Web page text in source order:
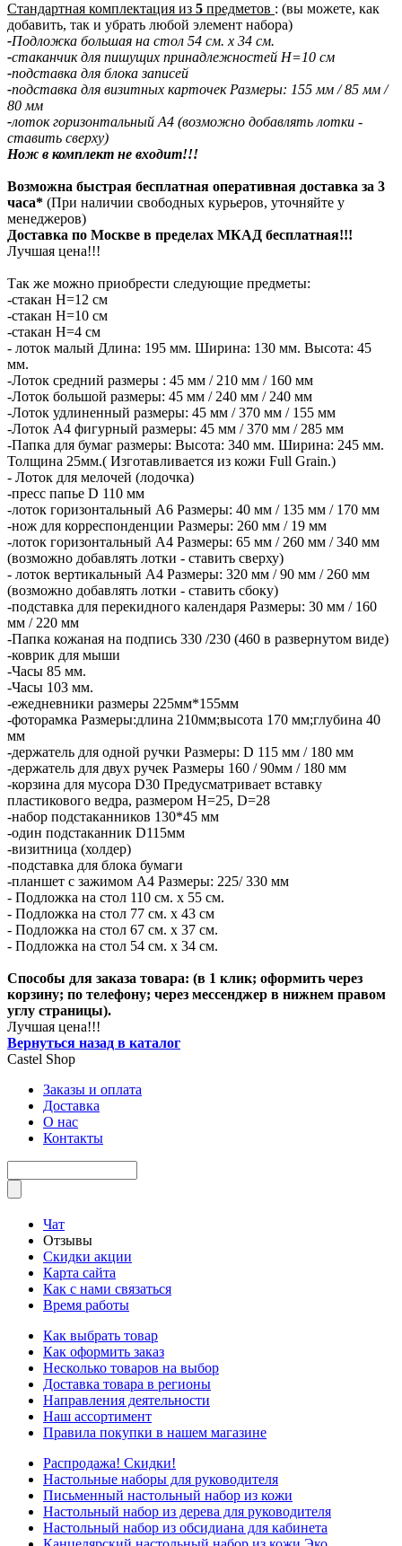
Стандартная комплектация из 5 предметов : (вы можете, как
добавить, так и убрать любой элемент набора)
-Подложка большая на стол 54 см. х 34 см.
-стаканчик для пишущих принадлежностей H=10 см
-подставка для блока записей
-подставка для визитных карточек Размеры: 155 мм / 85 мм /
80 мм
-лоток горизонтальный А4 (возможно добавлять лотки -
ставить сверху)
Нож в комплект не входит!!!
Возможна быстрая бесплатная оперативная доставка за 3
часа* (При наличии свободных курьеров, уточняйте у
менеджеров)
Доставка по Москве в пределах МКАД бесплатная!!!
Лучшая цена!!!
Так же можно приобрести следующие предметы:
-стакан Н=12 см
-стакан Н=10 см
-стакан Н=4 см
- лоток малый Длина: 195 мм. Ширина: 130 мм. Высота: 45
мм.
-Лоток средний размеры : 45 мм / 210 мм / 160 мм
-Лоток большой размеры: 45 мм / 240 мм / 240 мм
-Лоток удлиненный размеры: 45 мм / 370 мм / 155 мм
-Лоток А4 фигурный размеры: 45 мм / 370 мм / 285 мм
-Папка для бумаг размеры: Высота: 340 мм. Ширина: 245 мм.
Толщина 25мм.( Изготавливается из кожи Full Grain.)
- Лоток для мелочей (лодочка)
-пресс папье D 110 мм
-лоток горизонтальный А6 Размеры: 40 мм / 135 мм / 170 мм
-нож для корреспонденции Размеры: 260 мм / 19 мм
-лоток горизонтальный А4 Размеры: 65 мм / 260 мм / 340 мм
(возможно добавлять лотки - ставить сверху)
- лоток вертикальный А4 Размеры: 320 мм / 90 мм / 260 мм
(возможно добавлять лотки - ставить сбоку)
-подставка для перекидного календаря Размеры: 30 мм / 160
мм / 220 мм
-Папка кожаная на подпись 330 /230 (460 в развернутом виде)
-коврик для мыши
-Часы 85 мм.
-Часы 103 мм.
-ежедневники размеры 225мм*155мм
-фоторамка Размеры:длина 210мм;высота 170 мм;глубина 40
мм
-держатель для одной ручки Размеры: D 115 мм / 180 мм
-держатель для двух ручек Размеры 160 / 90мм / 180 мм
-корзина для мусора D30 Предусматривает вставку
пластикового ведра, размером H=25, D=28
-набор подстаканников 130*45 мм
-один подстаканник D115мм
-визитница (холдер)
-подставка для блока бумаги
-планшет с зажимом А4 Размеры: 225/ 330 мм
- Подложка на стол 110 см. х 55 см.
- Подложка на стол 77 см. х 43 см
- Подложка на стол 67 см. х 37 см.
- Подложка на стол 54 см. х 34 см.
Способы для заказа товара: (в 1 клик; оформить через
корзину; по телефону; через мессенджер в нижнем правом
углу страницы).
Лучшая цена!!!
Вернуться назад в каталог
Castel Shop
Заказы и оплата
Доставка
О нас
Контакты
Чат
Отзывы
Скидки акции
Карта сайта
Как с нами связаться
Время работы
Как выбрать товар
Как оформить заказ
Несколько товаров на выбор
Доставка товара в регионы
Направления деятельности
Наш ассортимент
Правила покупки в нашем магазине
Распродажа! Скидки!
Настольные наборы для руководителя
Письменный настольный набор из кожи
Настольный набор из дерева для руководителя
Настольный набор из обсидиана для кабинета